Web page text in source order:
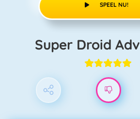
SPEEL NU!
Super Droid